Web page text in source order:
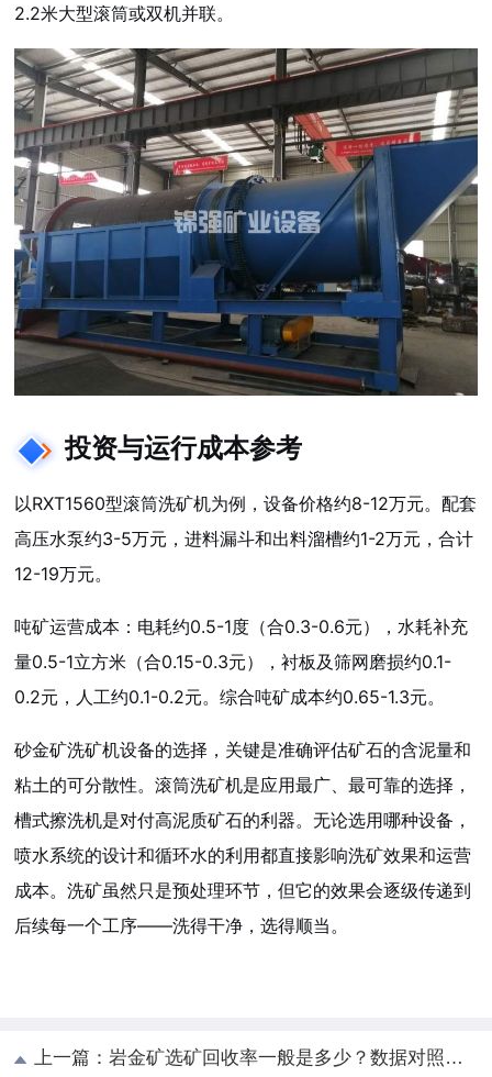
2.2米大型滚筒或双机并联。
投资与运行成本参考
以RXT1560型滚筒洗矿机为例，设备价格约8-12万元。配套
高压水泵约3-5万元，进料漏斗和出料溜槽约1-2万元，合计
12-19万元。
吨矿运营成本：电耗约0.5-1度（合0.3-0.6元），水耗补充
量0.5-1立方米（合0.15-0.3元），衬板及筛网磨损约0.1-
0.2元，人工约0.1-0.2元。综合吨矿成本约0.65-1.3元。
砂金矿洗矿机设备的选择，关键是准确评估矿石的含泥量和
粘土的可分散性。滚筒洗矿机是应用最广、最可靠的选择，
槽式擦洗机是对付高泥质矿石的利器。无论选用哪种设备，
喷水系统的设计和循环水的利用都直接影响洗矿效果和运营
成本。洗矿虽然只是预处理环节，但它的效果会逐级传递到
后续每一个工序——洗得干净，选得顺当。
上一篇： 岩金矿选矿回收率一般是多少？数据对照与影响因素全解析